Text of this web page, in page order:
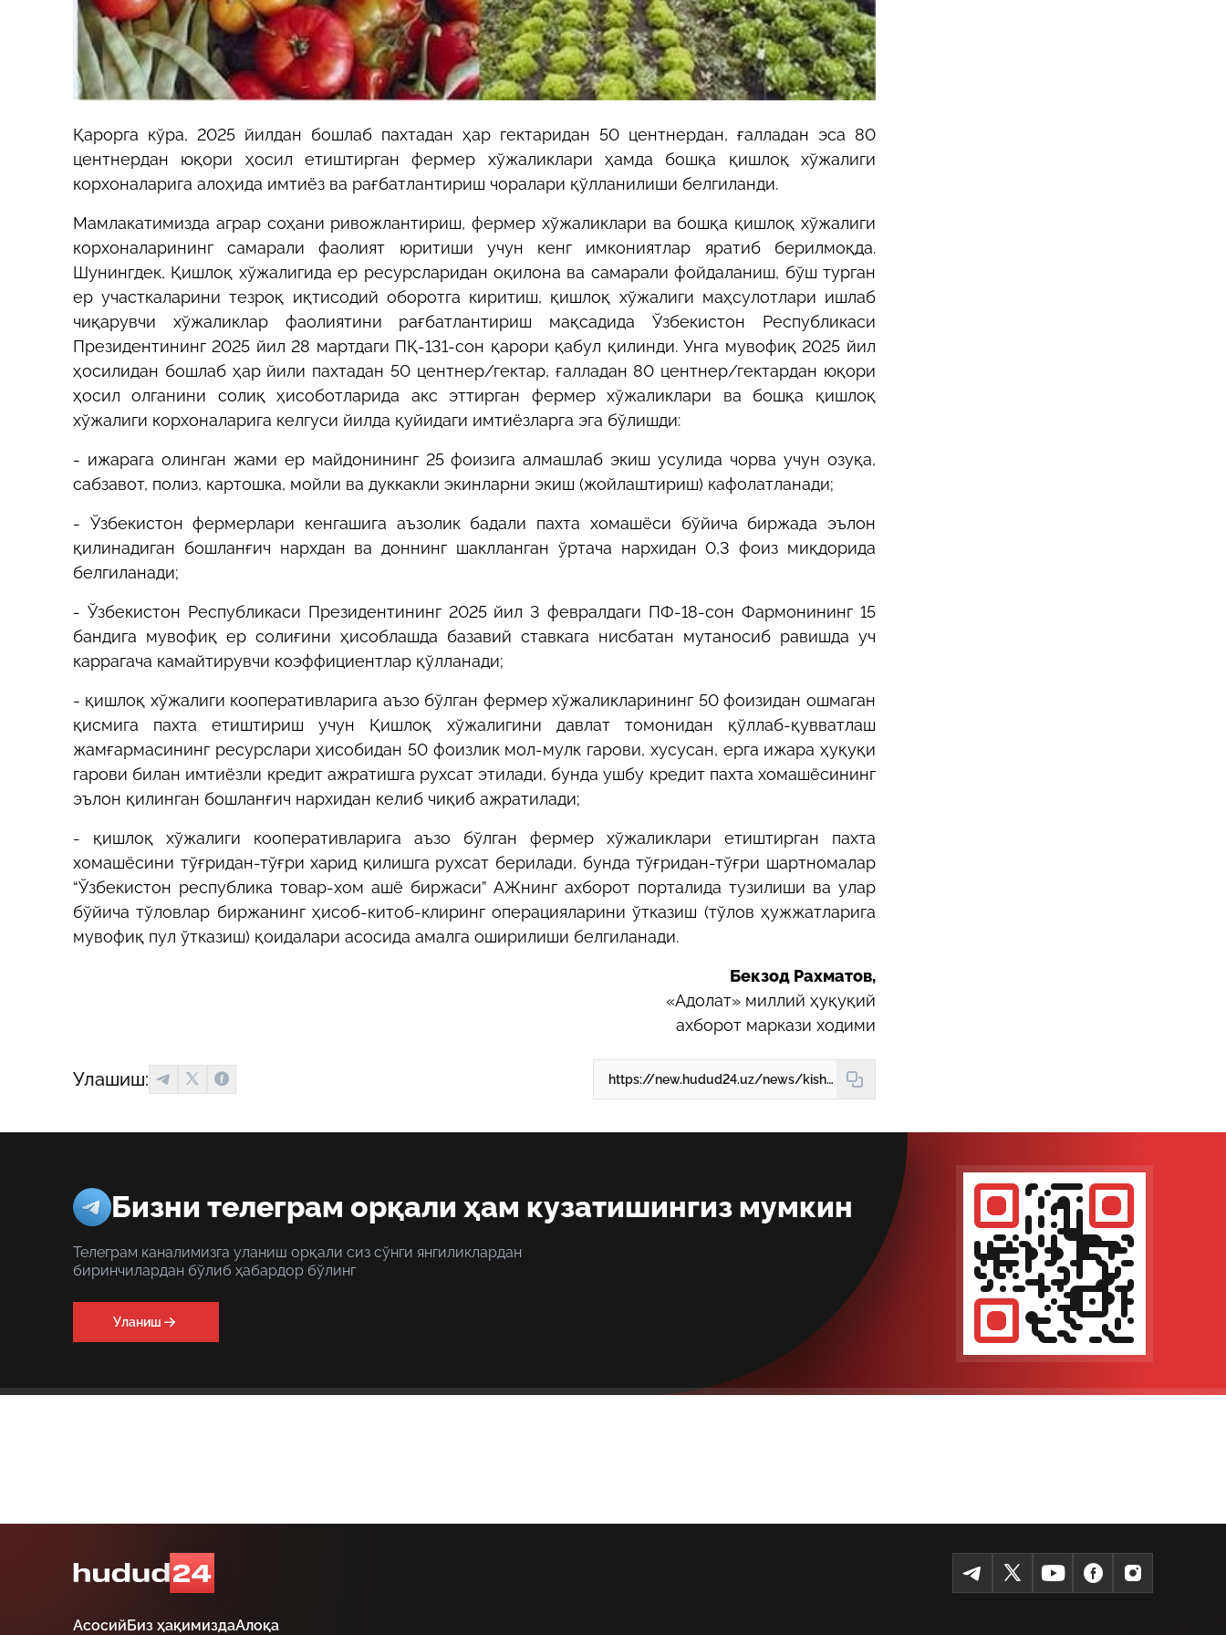
Қарорга кўра, 2025 йилдан бошлаб пахтадан ҳар гектаридан 50 центнердан, ғалладан эса 80
центнердан юқори ҳосил етиштирган фермер хўжаликлари ҳамда бошқа қишлоқ хўжалиги
корхоналарига алоҳида имтиёз ва рағбатлантириш чоралари қўлланилиши белгиланди.
Мамлакатимизда аграр соҳани ривожлантириш, фермер хўжаликлари ва бошқа қишлоқ хўжалиги
корхоналарининг самарали фаолият юритиши учун кенг имкониятлар яратиб берилмоқда.
Шунингдек, Қишлоқ хўжалигида ер ресурсларидан оқилона ва самарали фойдаланиш, бўш турган
ер участкаларини тезроқ иқтисодий оборотга киритиш, қишлоқ хўжалиги маҳсулотлари ишлаб
чиқарувчи хўжаликлар фаолиятини рағбатлантириш мақсадида Ўзбекистон Республикаси
Президентининг 2025 йил 28 мартдаги ПҚ-131-сон қарори қабул қилинди. Унга мувофиқ 2025 йил
ҳосилидан бошлаб ҳар йили пахтадан 50 центнер/гектар, ғалладан 80 центнер/гектардан юқори
ҳосил олганини солиқ ҳисоботларида акс эттирган фермер хўжаликлари ва бошқа қишлоқ
хўжалиги корхоналарига келгуси йилда қуйидаги имтиёзларга эга бўлишди:
- ижарага олинган жами ер майдонининг 25 фоизига алмашлаб экиш усулида чорва учун озуқа,
сабзавот, полиз, картошка, мойли ва дуккакли экинларни экиш (жойлаштириш) кафолатланади;
- Ўзбекистон фермерлари кенгашига аъзолик бадали пахта хомашёси бўйича биржада эълон
қилинадиган бошланғич нархдан ва доннинг шаклланган ўртача нархидан 0,3 фоиз миқдорида
белгиланади;
- Ўзбекистон Республикаси Президентининг 2025 йил 3 февралдаги ПФ-18-сон Фармонининг 15
бандига мувофиқ ер солиғини ҳисоблашда базавий ставкага нисбатан мутаносиб равишда уч
каррагача камайтирувчи коэффициентлар қўлланади;
- қишлоқ хўжалиги кооперативларига аъзо бўлган фермер хўжаликларининг 50 фоизидан ошмаган
қисмига пахта етиштириш учун Қишлоқ хўжалигини давлат томонидан қўллаб-қувватлаш
жамғармасининг ресурслари ҳисобидан 50 фоизлик мол-мулк гарови, хусусан, ерга ижара ҳуқуқи
гарови билан имтиёзли кредит ажратишга рухсат этилади, бунда ушбу кредит пахта хомашёсининг
эълон қилинган бошланғич нархидан келиб чиқиб ажратилади;
- қишлоқ хўжалиги кооперативларига аъзо бўлган фермер хўжаликлари етиштирган пахта
хомашёсини тўғридан-тўғри харид қилишга рухсат берилади, бунда тўғридан-тўғри шартномалар
“Ўзбекистон республика товар-хом ашё биржаси” АЖнинг ахборот порталида тузилиши ва улар
бўйича тўловлар биржанинг ҳисоб-китоб-клиринг операцияларини ўтказиш (тўлов ҳужжатларига
мувофиқ пул ўтказиш) қоидалари асосида амалга оширилиши белгиланади.
Бекзод Рахматов,
«Адолат» миллий ҳуқуқий
ахборот маркази ходими
Улашиш: https://new.hudud24.uz/news/kishlok-khuzhaligi-korkhonalariga-alokhida-imtiioz-va-ragbatlantirish-choralari-kullaniladi
Бизни телеграм орқали ҳам кузатишингиз мумкин
Телеграм каналимизга уланиш орқали сиз сўнги янгиликлардан
биринчилардан бўлиб ҳабардор бўлинг
Уланиш
АсосийБиз ҳақимиздаАлоқа